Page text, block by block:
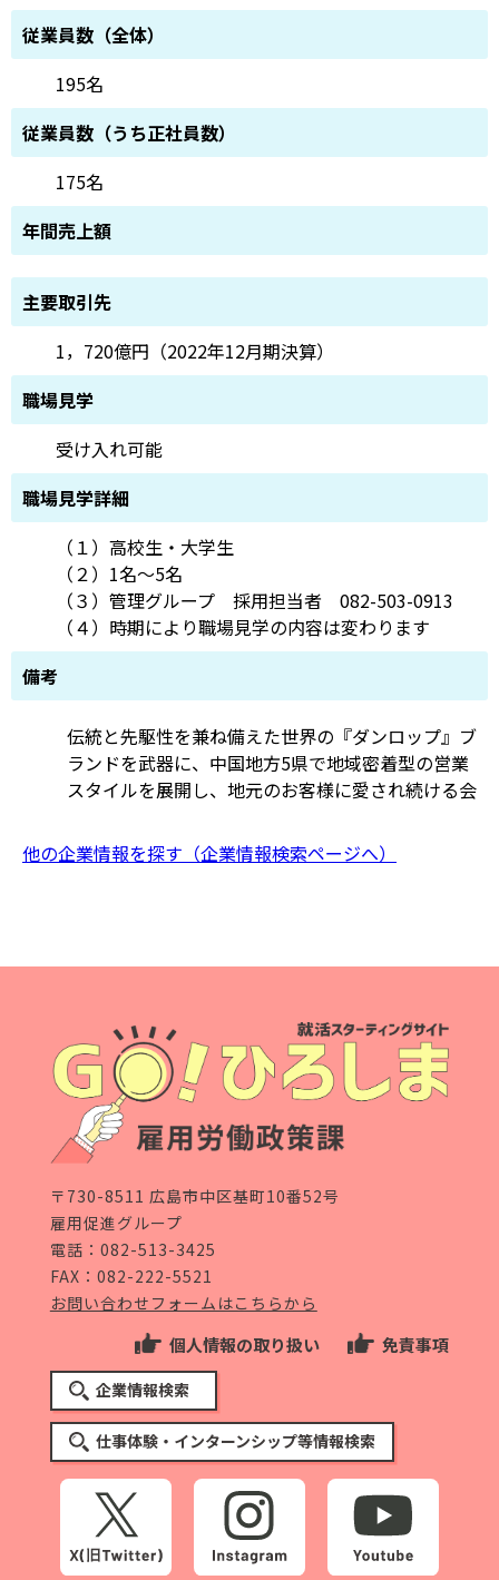
従業員数（全体）
195名
従業員数（うち正社員数）
175名
年間売上額
主要取引先
1，720億円（2022年12月期決算）
職場見学
受け入れ可能
職場見学詳細
（１）高校生・大学生
（２）1名～5名
（３）管理グループ 採用担当者 082-503-0913
（４）時期により職場見学の内容は変わります
備考
伝統と先駆性を兼ね備えた世界の『ダンロップ』ブ
ランドを武器に、中国地方5県で地域密着型の営業
スタイルを展開し、地元のお客様に愛され続ける会
他の企業情報を探す（企業情報検索ページへ）
〒730-8511 広島市中区基町10番52号
雇用促進グループ
電話： 082-513-3425
FAX：082-222-5521
お問い合わせフォームはこちらから
個人情報の取り扱い 免責事項
企業情報検索
仕事体験・インターンシップ等情報検索